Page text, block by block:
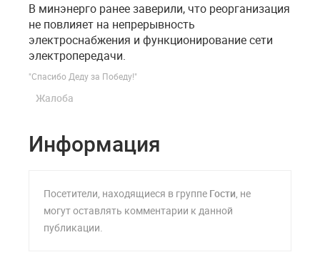
В минэнерго ранее заверили, что реорганизация
не повлияет на непрерывность
электроснабжения и функционирование сети
электропередачи.
"Спасибо Деду за Победу!"
Жалоба
Информация
Посетители, находящиеся в группе Гости, не
могут оставлять комментарии к данной
публикации.